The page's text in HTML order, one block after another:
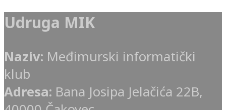
Udruga MIK
Naziv: Međimurski informatički
klub
Adresa: Bana Josipa Jelačića 22B,